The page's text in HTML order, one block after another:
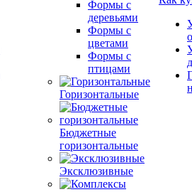
Формы с
деревьями
Формы с
цветами
Формы с
птицами
Горизонтальные
Бюджетные
горизонтальные
Эксклюзивные